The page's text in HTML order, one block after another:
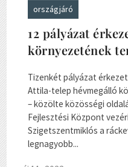
országjáró
12 pályázat
környezetének
Tizenkét pályázat
Attila-telep hévmegálló
– közölte közösségi
Fejlesztési Központ
Szigetszentmiklós a
legnagyobb...